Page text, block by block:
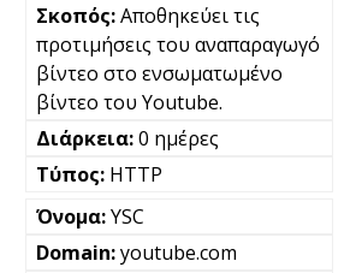
Αποθηκεύει τις
προτιμήσεις του αναπαραγωγό
βίντεο στο ενσωματωμένο
βίντεο του Youtube.
0 ημέρες
HTTP
YSC
youtube.com